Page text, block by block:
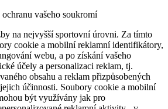
vašeho soukromí
na nejvyšší sportovní úrovni. Za tímto
cookie a mobilní reklamní identifikátory,
webu, a po získání vašeho
účely a personalizaci reklam, tj.
obsahu a reklam přizpůsobených
účinnosti. Soubory cookie a mobilní
být využívány jak pro